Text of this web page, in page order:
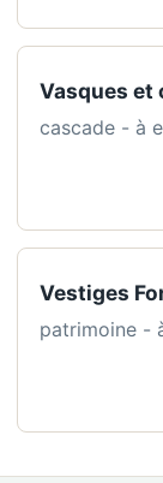
Vasques et
cascade - à
Vestiges
patrimoine -